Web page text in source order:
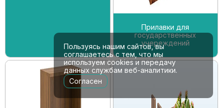
Прилавки для
государственных
учереждений
Пользуясь нашим сайтов, вы
соглашаетесь с тем, что мы
используем cookies и передачу
данных службам веб-аналитики.
Согласен